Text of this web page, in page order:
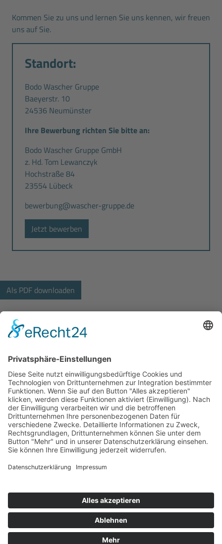
Kommen Sie zu uns und lernen Sie uns kennen, wir freuen
uns auf Sie.
Standort:
Bodo Wascher Gruppe
Baeyerstr. 10
24536 Neumünster
Ihre Bewerbung richten Sie bitte an:
Bodo Wascher Gruppe GmbH
z. Hd. Tom Lewanczyk
Hochstraße 84
23554 Lübeck
bewerbung@wascher-gruppe.de
Jetzt bewerben
Hochstrasse 84
23554 Lübeck
+49 451 290492-33
bewerbung@wascher-gruppe.de
DATENSCHUTZ
HINWEISE FÜR BEWERBER